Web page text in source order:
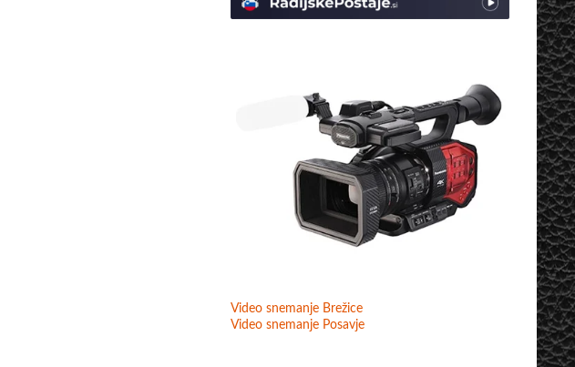
Video snemanje Brežice
Video snemanje Posavje